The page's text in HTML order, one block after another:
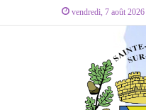
vendredi, 7 août 2026